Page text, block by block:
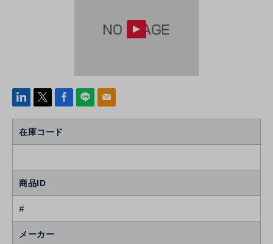
linke
Face
k
line mail
在庫コード
商品ID
#
メーカー